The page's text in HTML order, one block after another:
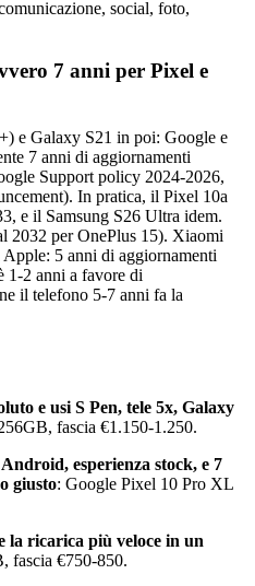
social, foto,
7 anni per Pixel e
e Galaxy S21 in poi: Google e
7 anni di aggiornamenti
Support policy 2024-2026,
In pratica, il Pixel 10a
e il Samsung S26 Ultra idem.
2032 per OnePlus 15). Xiaomi
5 anni di aggiornamenti
1-2 anni a favore di
il telefono 5-7 anni fa la
e usi S Pen, tele 5x, Galaxy
fascia €1.150-1.250.
esperienza stock, e 7
giusto: Google Pixel 10 Pro XL
la ricarica più veloce in un
fascia €750-850.